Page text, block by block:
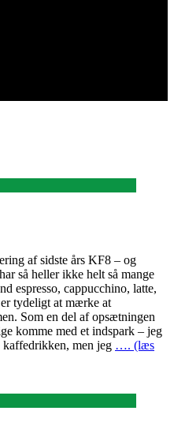
af sidste års KF8 – og
så heller ikke helt så mange
espresso, cappucchino, latte,
tydeligt at mærke at
Som en del af opsætningen
komme med et indspark – jeg
kaffedrikken, men jeg …. (læs